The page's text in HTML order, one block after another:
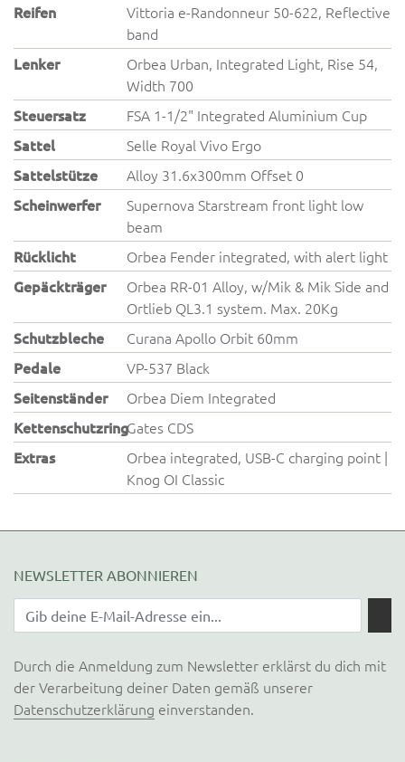
Reifen
Vittoria e-Randonneur 50-622, Reflective
band
Lenker
Orbea Urban, Integrated Light, Rise 54,
Width 700
Steuersatz
FSA 1-1/2" Integrated Aluminium Cup
Sattel
Selle Royal Vivo Ergo
Sattelstütze
Alloy 31.6x300mm Offset 0
Scheinwerfer
Supernova Starstream front light low
beam
Rücklicht
Orbea Fender integrated, with alert light
Gepäckträger
Orbea RR-01 Alloy, w/Mik & Mik Side and
Ortlieb QL3.1 system. Max. 20Kg
Schutzbleche
Curana Apollo Orbit 60mm
Pedale
VP-537 Black
Seitenständer
Orbea Diem Integrated
KettenschutzringGates CDS
Extras
Orbea integrated, USB-C charging point |
Knog OI Classic
NEWSLETTER ABONNIEREN
Durch die Anmeldung zum Newsletter erklärst du dich mit
der Verarbeitung deiner Daten gemäß unserer
Datenschutzerklärung einverstanden.